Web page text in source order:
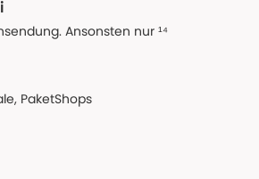
Ansonsten nur ¹⁴
PaketShops